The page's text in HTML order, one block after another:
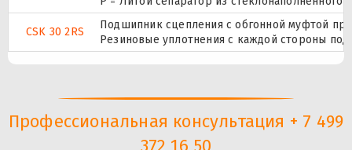
CSK 30 2RS
Подшипник сцепления с обгонной муфтой
Резиновые уплотнения с каждой стороны
Профессиональная консультация + 7 499
372 16 50